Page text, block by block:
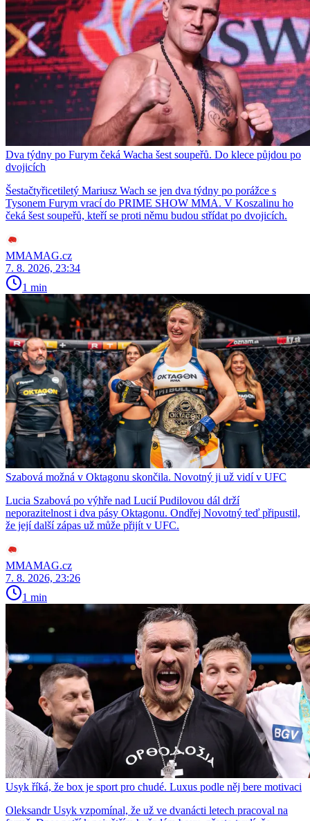
Dva týdny po Furym čeká Wacha šest soupeřů. Do klece půjdou po
dvojicích
Šestačtyřicetiletý Mariusz Wach se jen dva týdny po porážce s
Tysonem Furym vrací do PRIME SHOW MMA. V Koszalinu ho
čeká šest soupeřů, kteří se proti němu budou střídat po dvojicích.
MMAMAG.cz
7. 8. 2026, 23:34
1 min
Szabová možná v Oktagonu skončila. Novotný ji už vidí v UFC
Lucia Szabová po výhře nad Lucií Pudilovou dál drží
neporazitelnost i dva pásy Oktagonu. Ondřej Novotný teď připustil,
že její další zápas už může přijít v UFC.
MMAMAG.cz
7. 8. 2026, 23:26
1 min
Usyk říká, že box je sport pro chudé. Luxus podle něj bere motivaci
Oleksandr Usyk vzpomínal, že už ve dvanácti letech pracoval na